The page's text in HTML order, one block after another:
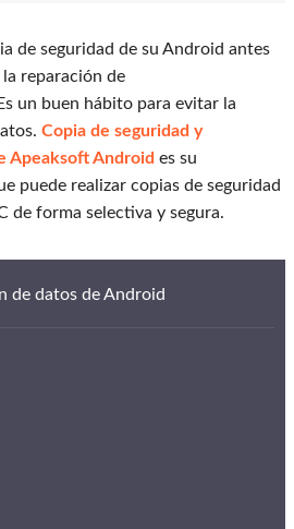
de seguridad de su Android antes
reparación de
un buen hábito para evitar la
Copia de seguridad y
Apeaksoft Android es su
puede realizar copias de seguridad
de forma selectiva y segura.
de datos de Android